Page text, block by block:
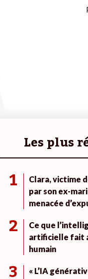
Les plus
1
Clara, victime
par son ex-
menacée
2
Ce que
artificielle fait
humain
3
« L’IA